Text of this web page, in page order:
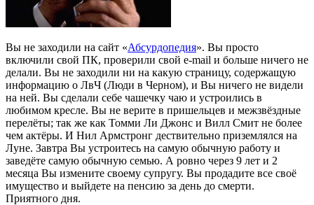
Вы не заходили на сайт «Абсурдопедия». Вы просто
включили свой ПК, проверили свой e-mail и больше ничего не
делали. Вы не заходили ни на какую страницу, содержащую
информацию о ЛвЧ (Люди в Черном), и Вы ничего не видели
на ней. Вы сделали себе чашечку чаю и устроились в
любимом кресле. Вы не верите в пришельцев и межзвёздные
перелёты; так же как Томми Ли Джонс и Вилл Смит не более
чем актёры. И Нил Армстронг дествительно приземлялся на
Луне. Завтра Вы устроитесь на самую обычную работу и
заведёте самую обычную семью. А ровно через 9 лет и 2
месяца Вы измените своему супругу. Вы продадите все своё
имущество и выйдете на пенсию за день до смерти.
Приятного дня.